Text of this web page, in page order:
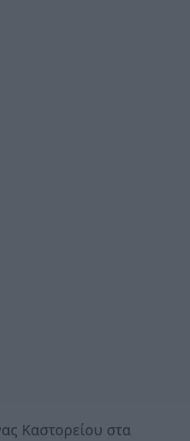
Καστορείου στα